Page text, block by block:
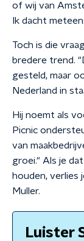
of wij van
Ik dacht
Toch is die
bredere trend.
gesteld, maar
Nederland in
Hij noemt als
Picnic
van
groei." Als je
houden,
Muller.
Luister